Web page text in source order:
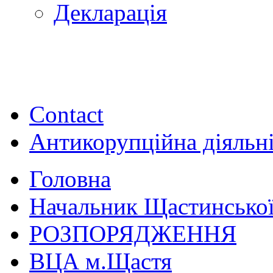
Декларація
Contact
Антикорупційна
Головна
Начальник
РОЗПОРЯДЖЕННЯ
ВЦА м.Щастя